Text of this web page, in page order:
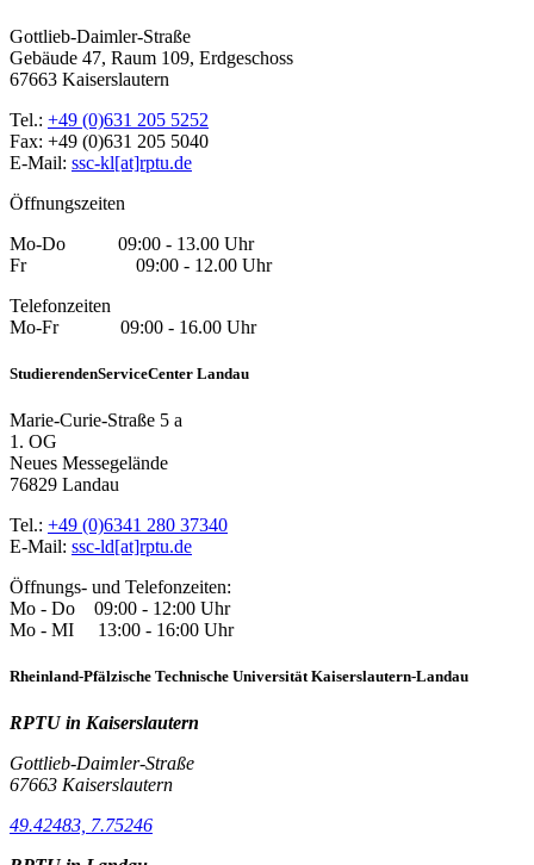
Gottlieb-Daimler-Straße
Gebäude 47, Raum 109, Erdgeschoss
67663 Kaiserslautern
Tel.: +49 (0)631 205 5252
Fax: +49 (0)631 205 5040
E-Mail: ssc-kl[at]rptu.de
Öffnungszeiten
Mo-Do 09:00 - 13.00 Uhr
Fr 09:00 - 12.00 Uhr
Telefonzeiten
Mo-Fr 09:00 - 16.00 Uhr
StudierendenServiceCenter Landau
Marie-Curie-Straße 5 a
1. OG
Neues Messegelände
76829 Landau
Tel.: +49 (0)6341 280 37340
E-Mail: ssc-ld[at]rptu.de
Öffnungs- und Telefonzeiten:
Mo - Do 09:00 - 12:00 Uhr
Mo - MI 13:00 - 16:00 Uhr
Rheinland-Pfälzische Technische Universität Kaiserslautern-Landau
RPTU in Kaiserslautern
Gottlieb-Daimler-Straße
67663 Kaiserslautern
49.42483, 7.75246